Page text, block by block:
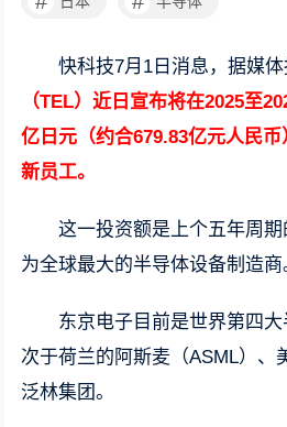
快科技7月1日消息，据媒体
（TEL）近日宣布将在2025至
亿日元（约合679.83亿元人民
新员工。
这一投资额是上个五年周
为全球最大的半导体设备制造商
东京电子目前是世界第四
次于荷兰的阿斯麦（ASML）、
泛林集团。